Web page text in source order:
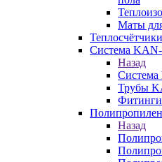
Маты
Теплосчётчики
Система
Назад
Трубы
Назад